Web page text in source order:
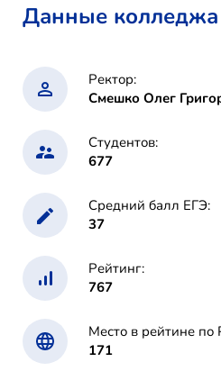
Данные колледжа
Ректор:
Cмешко Олег
Студентов:
677
Средний балл ЕГЭ:
37
Рейтинг:
767
Место в рейтине по
171